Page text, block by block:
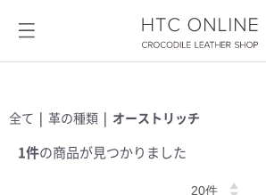
HTC ONLINE
全て | 革の種類 | オーストリッチ
1件の商品が見つかりました